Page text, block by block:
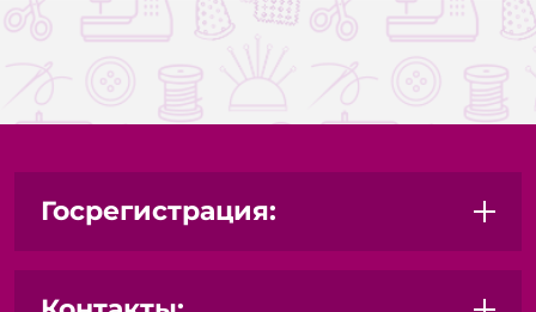
Госрегистрация: